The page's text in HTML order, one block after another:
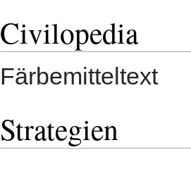
Civilopedia
Färbemitteltext
Strategien